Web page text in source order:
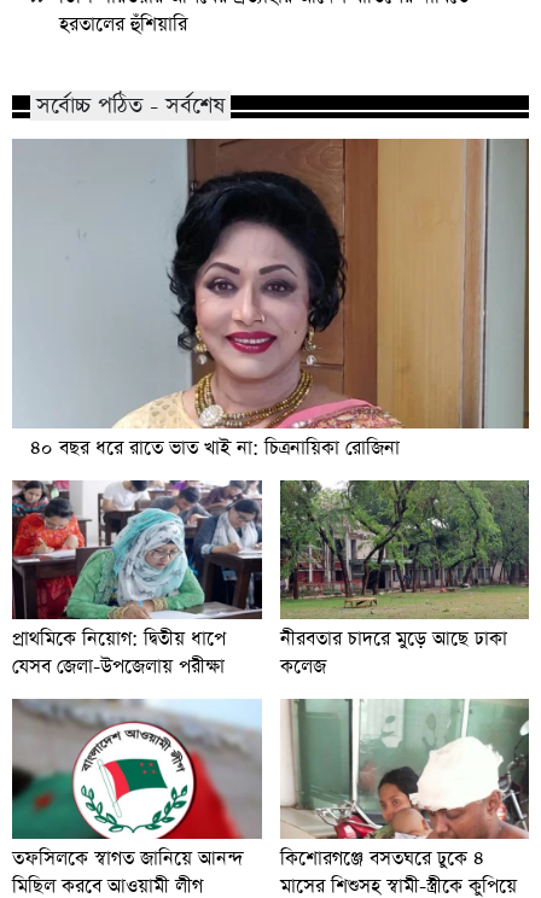
হরতালের হুঁশিয়ারি
সর্বোচ্চ পঠিত - সর্বশেষ
৪০ বছর ধরে রাতে ভাত খাই না: চিত্রনায়িকা রোজিনা
প্রাথমিকে নিয়োগ: দ্বিতীয় ধাপে
যেসব জেলা-উপজেলায় পরীক্ষা
নীরবতার চাদরে মুড়ে আছে ঢাকা
কলেজ
তফসিলকে স্বাগত জানিয়ে আনন্দ
মিছিল করবে আওয়ামী লীগ
কিশোরগঞ্জে বসতঘরে ঢুকে ৪
মাসের শিশুসহ স্বামী-স্ত্রীকে কুপিয়ে